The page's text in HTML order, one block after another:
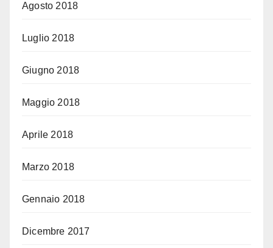
Agosto 2018
Luglio 2018
Giugno 2018
Maggio 2018
Aprile 2018
Marzo 2018
Gennaio 2018
Dicembre 2017